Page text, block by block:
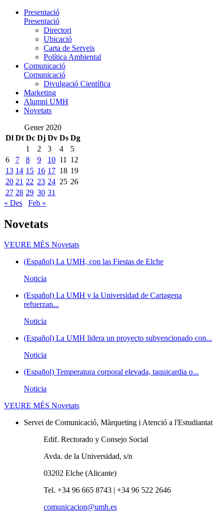
Presentació
Presentació
Directori
Ubicació
Carta de Serveis
Política Ambiental
Comunicació
Comunicació
Divulgació Científica
Marketing
Alumni UMH
Novetats
Gener 2020
Dl Dt Dc Dj Dv Ds Dg
1
2 3 4
5
6
7 8 9 10 11
12
13 14 15 16 17 18 19
20 21 22 23 24 25 26
27 28 29 30 31
« Des
Feb »
Novetats
VEURE MÉS Novetats
(Español) La UMH, con las Fiestas de Elche
Noticia
(Español) La UMH y la Universidad de Cartagena
refuerzan...
Noticia
(Español) La UMH lidera un proyecto subvencionado con...
Noticia
(Español) Temperatura corporal elevada, taquicardia o...
Noticia
VEURE MÉS Novetats
Servei de Comunicació, Màrqueting i Atenció a l'Estudiantat
Edif. Rectorado y Consejo Social
Avda. de la Universidad, s/n
03202 Elche (Alicante)
Tel. +34 96 665 8743 | +34 96 522 2646
comunicacion@umh.es